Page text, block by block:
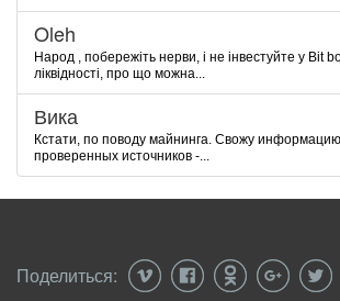
Oleh
Народ , побережіть нерви, і не інвестуйте у Bit
ліквідності, про що можна...
Вика
Кстати, по поводу майнинга. Свожу
проверенных источников -...
Поделиться: